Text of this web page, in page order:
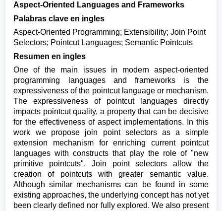
Aspect-Oriented Languages and Frameworks
Palabras clave en ingles
Aspect-Oriented Programming; Extensibility; Join Point
Selectors; Pointcut Languages; Semantic Pointcuts
Resumen en ingles
One of the main issues in modern aspect-oriented
programming languages and frameworks is the
expressiveness of the pointcut language or mechanism.
The expressiveness of pointcut languages directly
impacts pointcut quality, a property that can be decisive
for the effectiveness of aspect implementations. In this
work we propose join point selectors as a simple
extension mechanism for enriching current pointcut
languages with constructs that play the role of "new
primitive pointcuts". Join point selectors allow the
creation of pointcuts with greater semantic value.
Although similar mechanisms can be found in some
existing approaches, the underlying concept has not yet
been clearly defined nor fully explored. We also present